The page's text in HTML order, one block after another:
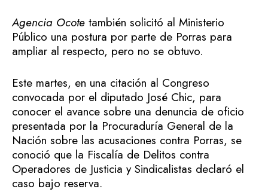
Agencia Ocote también solicitó al Ministerio
Público una postura por parte de Porras para
ampliar al respecto, pero no se obtuvo.
Este martes, en una citación al Congreso
convocada por el diputado José Chic, para
conocer el avance sobre una denuncia de oficio
presentada por la Procuraduría General de la
Nación sobre las acusaciones contra Porras, se
conoció que la Fiscalía de Delitos contra
Operadores de Justicia y Sindicalistas declaró el
caso bajo reserva.